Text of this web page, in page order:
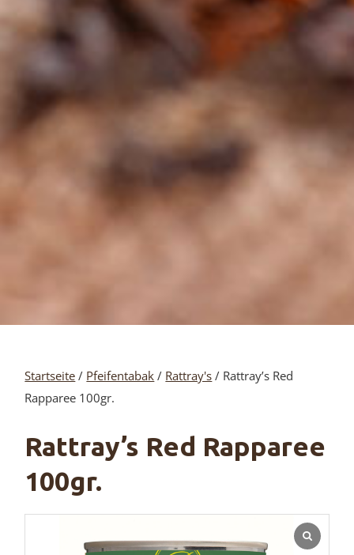
Startseite / Pfeifentabak / Rattray's / Rattray’s Red
Rapparee 100gr.
Rattray’s Red Rapparee
100gr.